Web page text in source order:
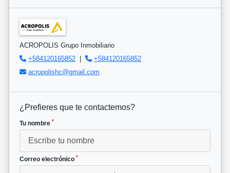
ACROPOLIS Grupo Inmobiliario
+584120165852 |
+584120165852
acropolishc@gmail.com
¿Prefieres que te contactemos?
Tu nombre *
Correo electrónico *